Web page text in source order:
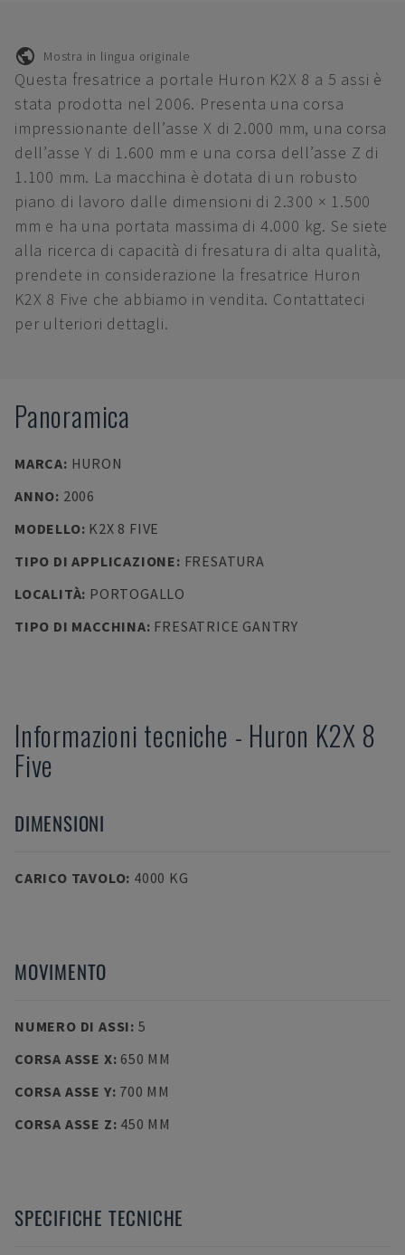
Mostra in lingua originale
Questa fresatrice a portale Huron K2X 8 a 5 assi è
stata prodotta nel 2006. Presenta una corsa
impressionante dell’asse X di 2.000 mm, una corsa
dell’asse Y di 1.600 mm e una corsa dell’asse Z di
1.100 mm. La macchina è dotata di un robusto
piano di lavoro dalle dimensioni di 2.300 × 1.500
mm e ha una portata massima di 4.000 kg. Se siete
alla ricerca di capacità di fresatura di alta qualità,
prendete in considerazione la fresatrice Huron
K2X 8 Five che abbiamo in vendita. Contattateci
per ulteriori dettagli.
Panoramica
MARCA: HURON
ANNO: 2006
MODELLO: K2X 8 FIVE
TIPO DI APPLICAZIONE: FRESATURA
LOCALITÀ: PORTOGALLO
TIPO DI MACCHINA: FRESATRICE GANTRY
Informazioni tecniche - Huron K2X 8
Five
DIMENSIONI
CARICO TAVOLO: 4000 KG
MOVIMENTO
NUMERO DI ASSI: 5
CORSA ASSE X: 650 MM
CORSA ASSE Y: 700 MM
CORSA ASSE Z: 450 MM
SPECIFICHE TECNICHE